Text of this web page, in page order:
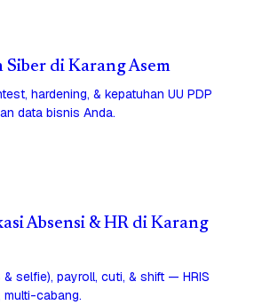
Siber di Karang Asem
hardening, & kepatuhan UU PDP
data bisnis Anda.
Absensi & HR di Karang
selfie), payroll, cuti, & shift — HRIS
cabang.